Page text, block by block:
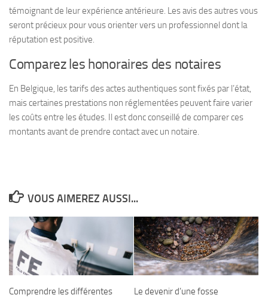
témoignant de leur expérience antérieure. Les avis des autres vous
seront précieux pour vous orienter vers un professionnel dont la
réputation est positive.
Comparez les honoraires des notaires
En Belgique, les tarifs des actes authentiques sont fixés par l’état,
mais certaines prestations non réglementées peuvent faire varier
les coûts entre les études. Il est donc conseillé de comparer ces
montants avant de prendre contact avec un notaire.
VOUS AIMEREZ AUSSI...
Comprendre les différentes
Le devenir d’une fosse